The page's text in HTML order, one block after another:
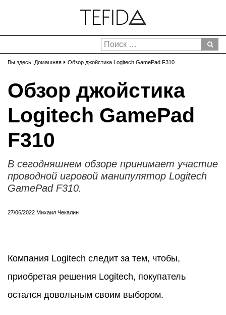
Вы здесь: Домашняя Обзор джойстика Logitech GamePad F310
Обзор джойстика
Logitech GamePad
F310
В сегодняшнем обзоре принимает участие
проводной игровой манипулятор Logitech
GamePad F310.
27/06/2022 Михаил Чекалин
Компания Logitech следит за тем, чтобы,
приобретая решения Logitech, покупатель
остался довольным своим выбором.